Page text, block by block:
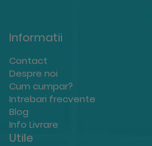
Informatii
Contact
Despre noi
Cum cumpar?
Intrebari frecvente
Blog
Info Livrare
Utile